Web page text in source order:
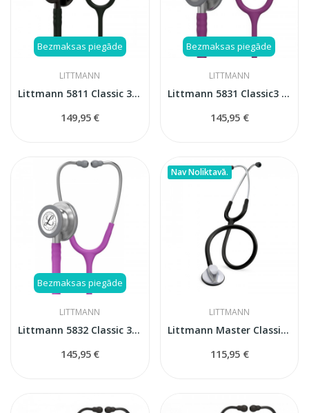
Bezmaksas piegāde
LITTMANN
Littmann 5811 Classic 3 stetoskops
149,95 €
Bezmaksas piegāde
LITTMANN
Littmann 5831 Classic3 stetoskops
145,95 €
Bezmaksas piegāde
LITTMANN
Littmann 5832 Classic 3 Lavander stetoskops
145,95 €
Nav Noliktavā.
LITTMANN
Littmann Master Classic II 2144L stetoskops
115,95 €